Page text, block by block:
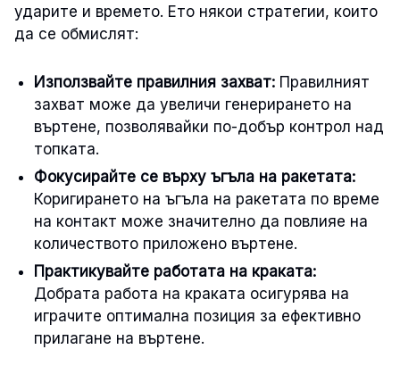
ударите и времето. Ето някои стратегии, които
да се обмислят:
Използвайте правилния захват: Правилният
захват може да увеличи генерирането на
въртене, позволявайки по-добър контрол над
топката.
Фокусирайте се върху ъгъла на ракетата:
Коригирането на ъгъла на ракетата по време
на контакт може значително да повлияе на
количеството приложено въртене.
Практикувайте работата на краката:
Добрата работа на краката осигурява на
играчите оптимална позиция за ефективно
прилагане на въртене.